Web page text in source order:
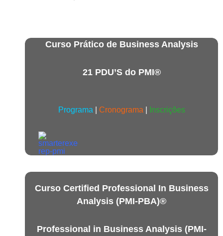
Curso Prático de Business Analysis
21 PDU’S do PMI®
Programa Cronograma Inscrições
Curso Certified Professional In Business
Analysis (PMI-PBA)®
Professional in Business Analysis (PMI-